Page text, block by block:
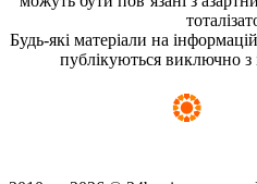
Будь-які матеріали на
публікуються виключно